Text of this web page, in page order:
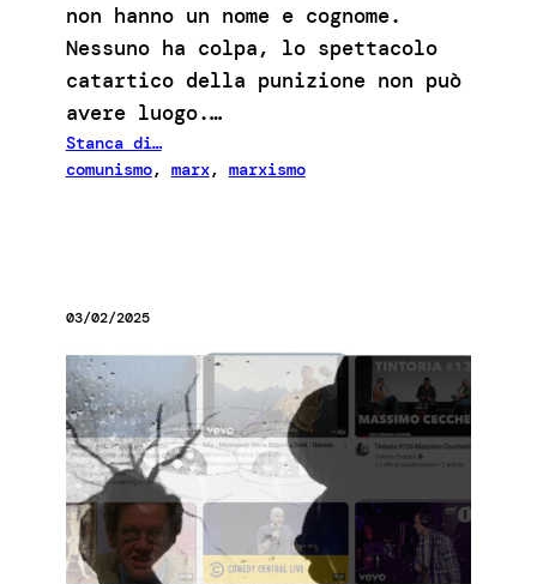
non hanno un nome e cognome.
Nessuno ha colpa, lo spettacolo
catartico della punizione non può
avere luogo.…
Stanca di…
comunismo, marx, marxismo
03/02/2025